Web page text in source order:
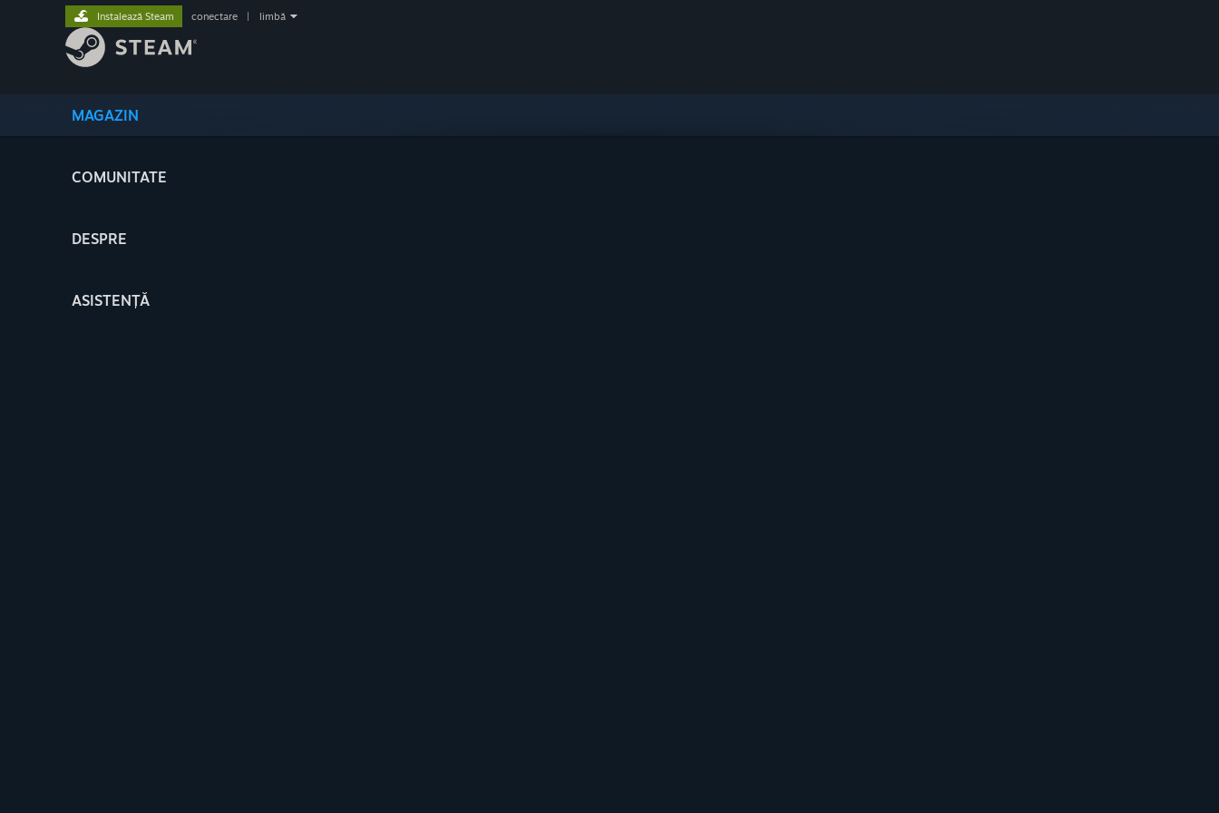
MAGAZIN
COMUNITATE
DESPRE
ASISTENȚĂ
Instalează Steam conectare limbă